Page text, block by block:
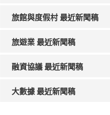
旅館與度假村 最近新聞稿
旅遊業 最近新聞稿
融資協議 最近新聞稿
大數據 最近新聞稿